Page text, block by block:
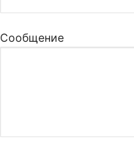
Сообщение